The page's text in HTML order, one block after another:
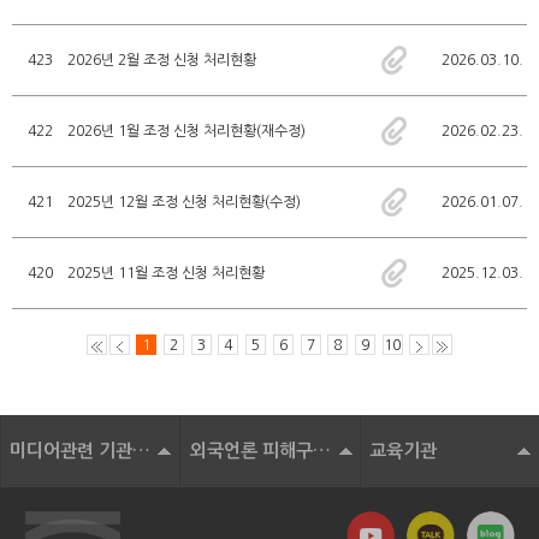
423 2026년 2월 조정 신청 처리현황 2026.03.10.
422 2026년 1월 조정 신청 처리현황(재수정) 2026.02.23.
421 2025년 12월 조정 신청 처리현황(수정) 2026.01.07.
420 2025년 11월 조정 신청 처리현황 2025.12.03.
1 2 3 4 5 6 7 8 9 10
미디어관련 기관 및 단체 외국언론 피해구제기구 교육기관